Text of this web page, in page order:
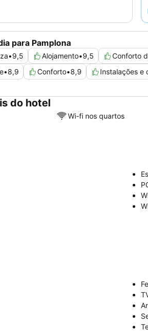
para Pamplona
•9,5 Alojamento•9,5 Conforto
•8,9 Conforto•8,9 Instalações e
do hotel
Wi-fi nos quartos